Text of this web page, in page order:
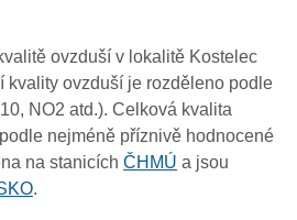
ovzduší v lokalitě Kostelec
kvality ovzduší je rozděleno podle
NO2 atd.). Celková kvalita
nejméně příznivě hodnocené
na stanicích ČHMÚ a jsou
.